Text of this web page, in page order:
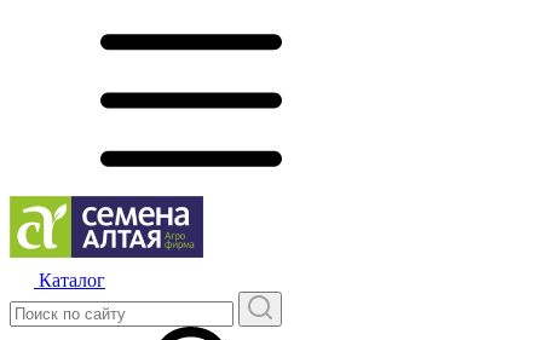
Каталог